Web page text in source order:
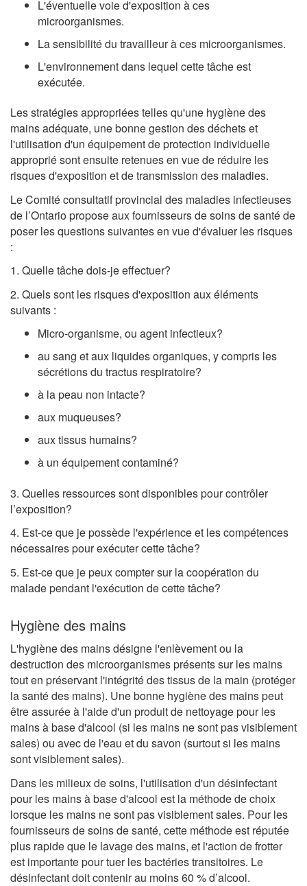
L'éventuelle voie d'exposition à ces
microorganismes.
La sensibilité du travailleur à ces microorganismes.
L'environnement dans lequel cette tâche est
exécutée.
Les stratégies appropriées telles qu'une hygiène des
mains adéquate, une bonne gestion des déchets et
l'utilisation d'un équipement de protection individuelle
approprié sont ensuite retenues en vue de réduire les
risques d'exposition et de transmission des maladies.
Le Comité consultatif provincial des maladies infectieuses
de l’Ontario propose aux fournisseurs de soins de santé de
poser les questions suivantes en vue d'évaluer les risques
:
1. Quelle tâche dois-je effectuer?
2. Quels sont les risques d'exposition aux éléments
suivants :
Micro-organisme, ou agent infectieux?
au sang et aux liquides organiques, y compris les
sécrétions du tractus respiratoire?
à la peau non intacte?
aux muqueuses?
aux tissus humains?
à un équipement contaminé?
3. Quelles ressources sont disponibles pour contrôler
l’exposition?
4. Est-ce que je possède l'expérience et les compétences
nécessaires pour exécuter cette tâche?
5. Est-ce que je peux compter sur la coopération du
malade pendant l'exécution de cette tâche?
Hygiène des mains
L'hygiène des mains désigne l'enlèvement ou la
destruction des microorganismes présents sur les mains
tout en préservant l'intégrité des tissus de la main (protéger
la santé des mains). Une bonne hygiène des mains peut
être assurée à l'aide d'un produit de nettoyage pour les
mains à base d'alcool (si les mains ne sont pas visiblement
sales) ou avec de l'eau et du savon (surtout si les mains
sont visiblement sales).
Dans les milieux de soins, l'utilisation d'un désinfectant
pour les mains à base d'alcool est la méthode de choix
lorsque les mains ne sont pas visiblement sales. Pour les
fournisseurs de soins de santé, cette méthode est réputée
plus rapide que le lavage des mains, et l'action de frotter
est importante pour tuer les bactéries transitoires. Le
désinfectant doit contenir au moins 60 % d’alcool.